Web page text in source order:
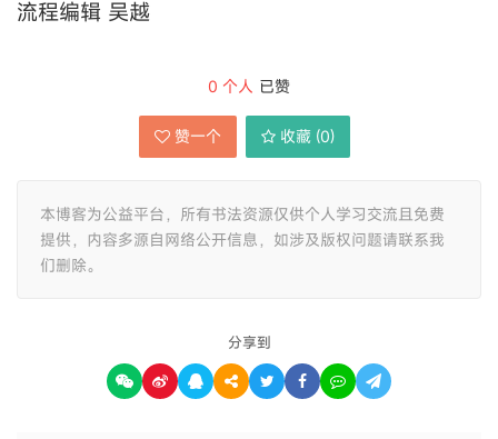
流程编辑 吴越
0 个人 已赞
赞一个 收藏 (0)
本博客为公益平台，所有书法资源仅供个人学习交流且免费
提供，内容多源自网络公开信息，如涉及版权问题请联系我
们删除。
分享到